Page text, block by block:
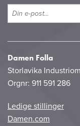
Damen Folla
Storlavika
Orgnr: 911 591 286
Ledige stillinger
Damen.com